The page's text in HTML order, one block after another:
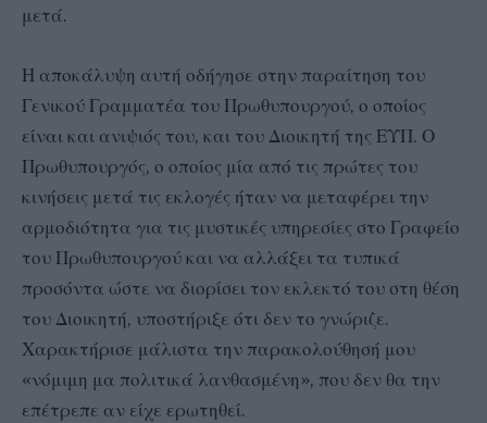
μετά.
Η αποκάλυψη αυτή οδήγησε στην παραίτηση του
Γενικού Γραμματέα του Πρωθυπουργού, ο οποίος
είναι και ανιψιός του, και του Διοικητή της ΕΥΠ. Ο
Πρωθυπουργός, ο οποίος μία από τις πρώτες του
κινήσεις μετά τις εκλογές ήταν να μεταφέρει την
αρμοδιότητα για τις μυστικές υπηρεσίες στο Γραφείο
του Πρωθυπουργού και να αλλάξει τα τυπικά
προσόντα ώστε να διορίσει τον εκλεκτό του στη θέση
του Διοικητή, υποστήριξε ότι δεν το γνώριζε.
Χαρακτήρισε μάλιστα την παρακολούθησή μου
«νόμιμη μα πολιτικά λανθασμένη», που δεν θα την
επέτρεπε αν είχε ερωτηθεί.